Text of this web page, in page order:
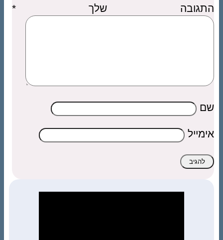
התגובה שלך *
שם
אימייל